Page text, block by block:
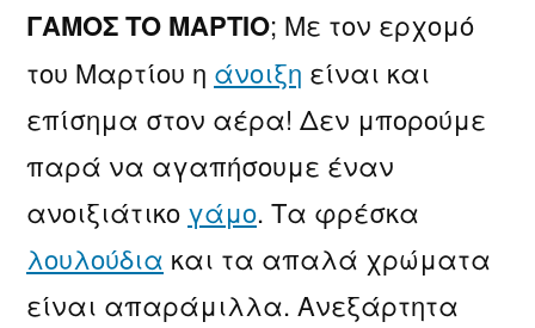
ΓΑΜΟΣ ΤΟ ΜΑΡΤΙΟ; Με τον ερχομό
του Μαρτίου η άνοιξη είναι και
επίσημα στον αέρα! Δεν μπορούμε
παρά να αγαπήσουμε έναν
ανοιξιάτικο γάμο. Τα φρέσκα
λουλούδια και τα απαλά χρώματα
είναι απαράμιλλα. Ανεξάρτητα